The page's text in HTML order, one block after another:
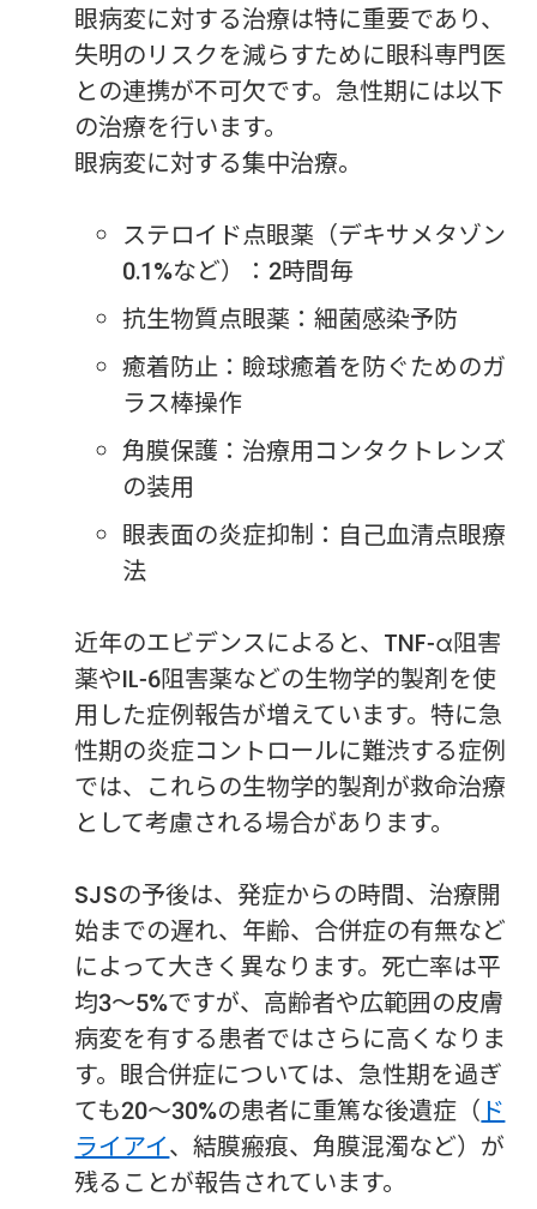
眼病変に対する治療は特に重要であり、
失明のリスクを減らすために眼科専門医
との連携が不可欠です。急性期には以下
の治療を行います。
眼病変に対する集中治療。
ステロイド点眼薬（デキサメタゾン
0.1%など）：2時間毎
抗生物質点眼薬：細菌感染予防
癒着防止：瞼球癒着を防ぐためのガ
ラス棒操作
角膜保護：治療用コンタクトレンズ
の装用
眼表面の炎症抑制：自己血清点眼療
法
近年のエビデンスによると、TNF-α阻害
薬やIL-6阻害薬などの生物学的製剤を使
用した症例報告が増えています。特に急
性期の炎症コントロールに難渋する症例
では、これらの生物学的製剤が救命治療
として考慮される場合があります。
SJSの予後は、発症からの時間、治療開
始までの遅れ、年齢、合併症の有無など
によって大きく異なります。死亡率は平
均3〜5%ですが、高齢者や広範囲の皮膚
病変を有する患者ではさらに高くなりま
す。眼合併症については、急性期を過ぎ
ても20〜30%の患者に重篤な後遺症（ ド
ライアイ、結膜瘢痕、角膜混濁など）が
残ることが報告されています。